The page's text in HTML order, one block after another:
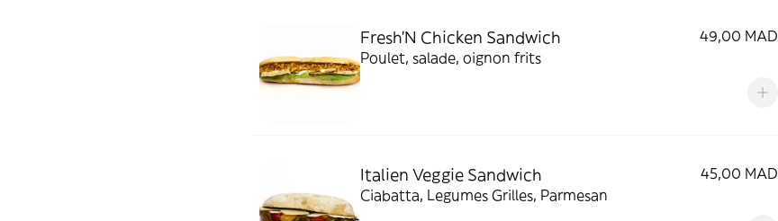
Fresh'N Chicken Sandwich
49,00 MAD
Poulet, salade, oignon frits
Italien Veggie Sandwich
45,00 MAD
Ciabatta, Legumes Grilles, Parmesan